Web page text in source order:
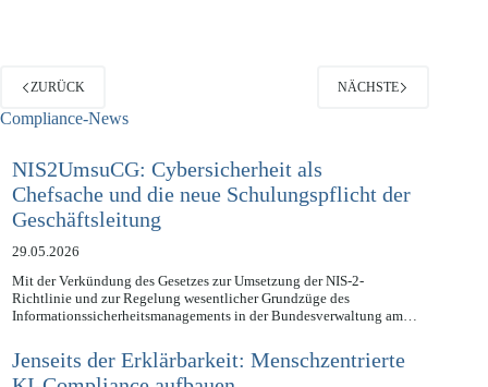
ZURÜCK
NIS2UmsuCG: Cybersicherheit als
Chefsache und die neue Schulungspflicht der
Geschäftsleitung
29.05.2026
Mit der Verkündung des Gesetzes zur Umsetzung der NIS-2-
Richtlinie und zur Regelung wesentlicher Grundzüge des